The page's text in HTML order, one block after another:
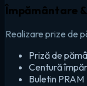
Împământare &
Realizare prize de
Priză de
Centură
Buletin PRAM